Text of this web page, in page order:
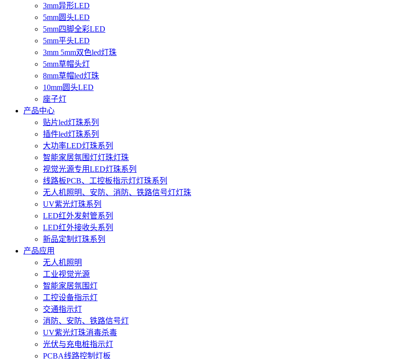
3mm异形LED
5mm圆头LED
5mm四脚全彩LED
5mm平头LED
3mm 5mm双色led灯珠
5mm草帽头灯
8mm草帽led灯珠
10mm圆头LED
座子灯
产品中心
贴片led灯珠系列
插件led灯珠系列
大功率LED灯珠系列
智能家居氛围灯灯珠灯珠
视觉光源专用LED灯珠系列
线路板PCB、工控板指示灯灯珠系列
无人机照明、安防、消防、铁路信号灯灯珠
UV紫光灯珠系列
LED红外发射管系列
LED红外接收头系列
新品定制灯珠系列
产品应用
无人机照明
工业视觉光源
智能家居氛围灯
工控设备指示灯
交通指示灯
消防、安防、铁路信号灯
UV紫光灯珠消毒杀毒
光伏与充电桩指示灯
PCBA线路控制灯板